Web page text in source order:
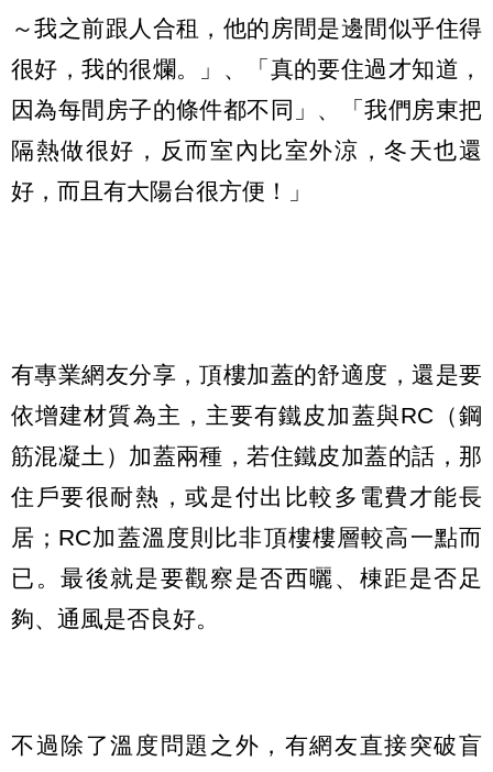
～我之前跟人合租，他的房間是邊間似乎住得
很好，我的很爛。」、「真的要住過才知道，
因為每間房子的條件都不同」、「我們房東把
隔熱做很好，反而室內比室外涼，冬天也還
好，而且有大陽台很方便！」
有專業網友分享，頂樓加蓋的舒適度，還是要
依增建材質為主，主要有鐵皮加蓋與RC（鋼
筋混凝土）加蓋兩種，若住鐵皮加蓋的話，那
住戶要很耐熱，或是付出比較多電費才能長
居；RC加蓋溫度則比非頂樓樓層較高一點而
已。最後就是要觀察是否西曬、棟距是否足
夠、通風是否良好。
不過除了溫度問題之外，有網友直接突破盲